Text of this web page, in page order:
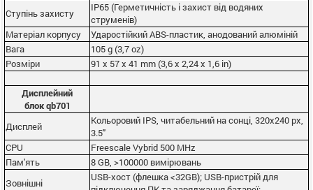
Ступінь захисту
IP65 (Герметичність і захист від водяних
струменів)
Матеріал корпусу
Ударостійкий ABS-пластик, анодований алюміній
Вага
105 g (3,7 oz)
Розміри
91 x 57 x 41 mm (3,6 x 2,24 x 1,6 in)
Дисплейний
блок qb701
Дисплей
Кольоровий IPS, читабельний на сонці, 320х240 px,
3.5"
CPU
Freescale Vybrid 500 MHz
Пам'ять
8 GB, >100000 вимірювань
Зовнішні
USB-хост (флешка <32GB); USB-пристрій для